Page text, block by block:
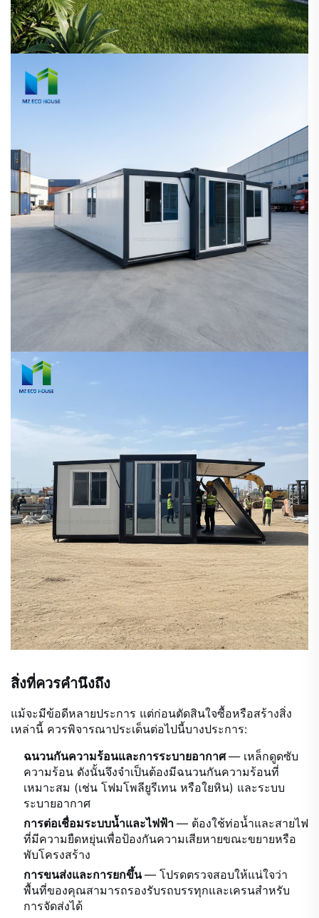
สิ่งที่ควรคำนึงถึง
แม้จะมีข้อดีหลายประการ แต่ก่อนตัดสินใจซื้อหรือสร้างสิ่ง
เหล่านี้ ควรพิจารณาประเด็นต่อไปนี้บางประการ:
ฉนวนกันความร้อนและการระบายอากาศ— เหล็กดูดซับ
ความร้อน ดังนั้นจึงจำเป็นต้องมีฉนวนกันความร้อนที่
เหมาะสม (เช่น โฟมโพลียูรีเทน หรือใยหิน) และระบบ
ระบายอากาศ
การต่อเชื่อมระบบน้ำและไฟฟ้า — ต้องใช้ท่อน้ำและสายไฟ
ที่มีความยืดหยุ่นเพื่อป้องกันความเสียหายขณะขยายหรือ
พับโครงสร้าง
การขนส่งและการยกขึ้น— โปรดตรวจสอบให้แน่ใจว่า
พื้นที่ของคุณสามารถรองรับรถบรรทุกและเครนสำหรับ
การจัดส่งได้